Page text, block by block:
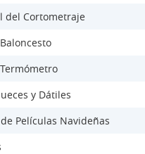
del Cortometraje
y Dátiles
Películas Navideñas